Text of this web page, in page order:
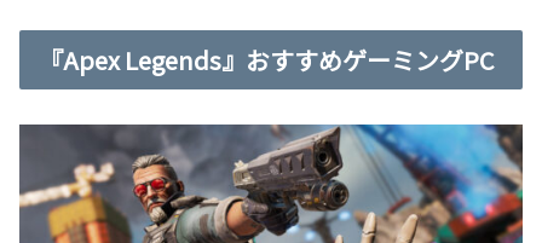
『Apex Legends』おすすめゲーミングPC